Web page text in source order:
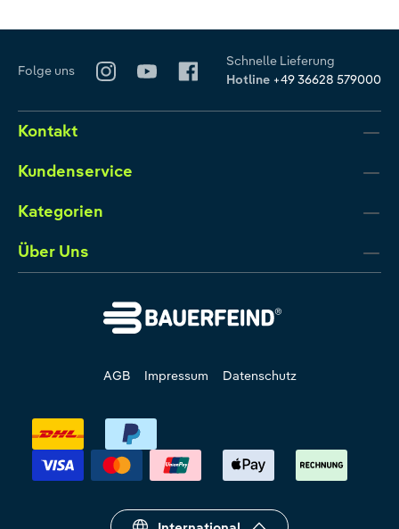
Folge uns
Schnelle Lieferung
Hotline +49 36628 579000
Kontakt
Kundenservice
Kategorien
Über Uns
AGB Impressum Datenschutz